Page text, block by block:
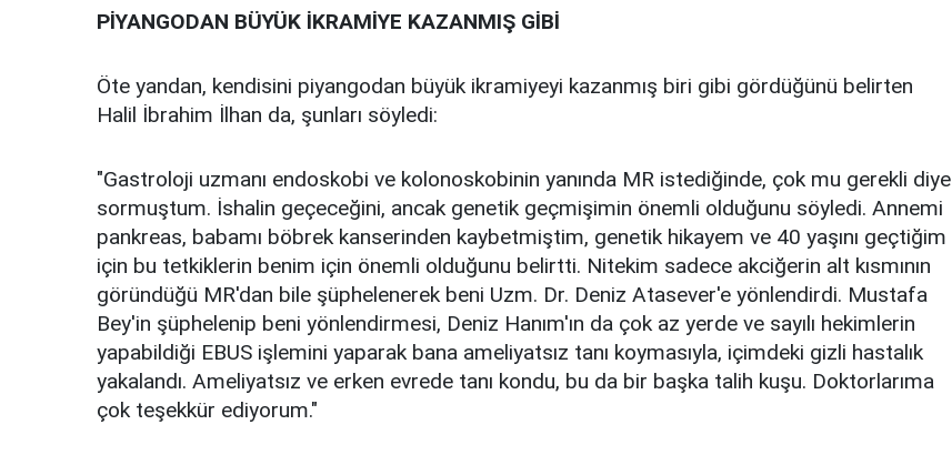
PİYANGODAN BÜYÜK İKRAMİYE KAZANMIŞ GİBİ
Öte yandan, kendisini piyangodan büyük ikramiyeyi kazanmış biri gibi gördüğünü belirten
Halil İbrahim İlhan da, şunları söyledi:
"Gastroloji uzmanı endoskobi ve kolonoskobinin yanında MR istediğinde, çok mu gerekli diye
sormuştum. İshalin geçeceğini, ancak genetik geçmişimin önemli olduğunu söyledi. Annemi
pankreas, babamı böbrek kanserinden kaybetmiştim, genetik hikayem ve 40 yaşını geçtiğim
için bu tetkiklerin benim için önemli olduğunu belirtti. Nitekim sadece akciğerin alt kısmının
göründüğü MR'dan bile şüphelenerek beni Uzm. Dr. Deniz Atasever'e yönlendirdi. Mustafa
Bey'in şüphelenip beni yönlendirmesi, Deniz Hanım'ın da çok az yerde ve sayılı hekimlerin
yapabildiği EBUS işlemini yaparak bana ameliyatsız tanı koymasıyla, içimdeki gizli hastalık
yakalandı. Ameliyatsız ve erken evrede tanı kondu, bu da bir başka talih kuşu. Doktorlarıma
çok teşekkür ediyorum."